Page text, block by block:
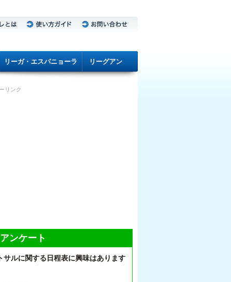
リーガ・エスパニョーラ リーグアン
リンク
アンケート
サルに関する日程表に興味はあります